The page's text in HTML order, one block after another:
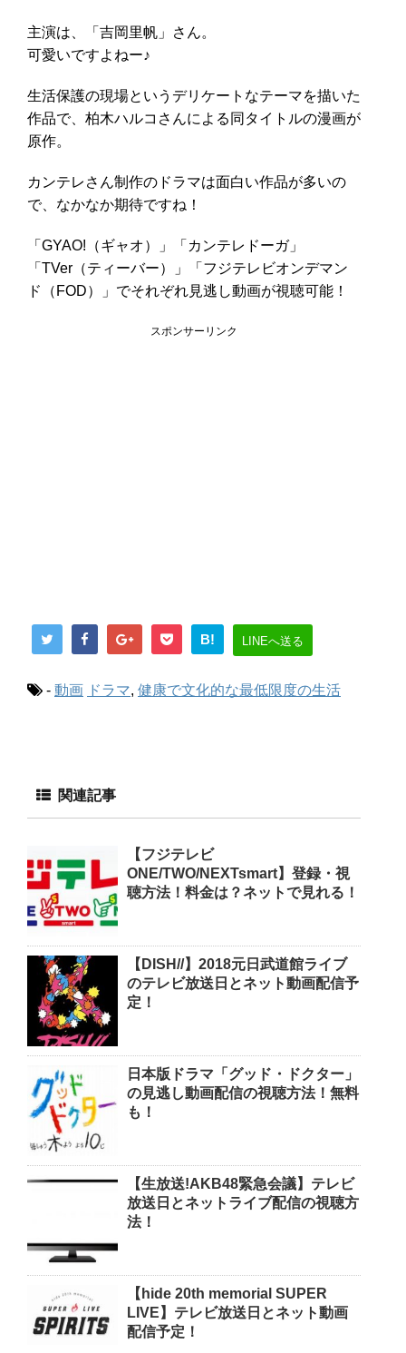
主演は、「吉岡里帆」さん。
可愛いですよねー♪
生活保護の現場というデリケートなテーマを描いた
作品で、柏木ハルコさんによる同タイトルの漫画が
原作。
カンテレさん制作のドラマは面白い作品が多いの
で、なかなか期待ですね！
「GYAO!（ギャオ）」「カンテレドーガ」
「TVer（ティーバー）」「フジテレビオンデマン
ド（FOD）」でそれぞれ見逃し動画が視聴可能！
スポンサーリンク
B! LINEへ送る
- 動画 ドラマ, 健康で文化的な最低限度の生活
関連記事
【フジテレビ
ONE/TWO/NEXTsmart】登録・視
聴方法！料金は？ネットで見れる！
【DISH//】2018元日武道館ライブ
のテレビ放送日とネット動画配信予
定！
日本版ドラマ「グッド・ドクター」
の見逃し動画配信の視聴方法！無料
も！
【生放送!AKB48緊急会議】テレビ
放送日とネットライブ配信の視聴方
法！
【hide 20th memorial SUPER
LIVE】テレビ放送日とネット動画
配信予定！